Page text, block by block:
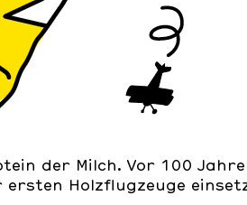
der Milch. Vor 100
Holzflugzeuge